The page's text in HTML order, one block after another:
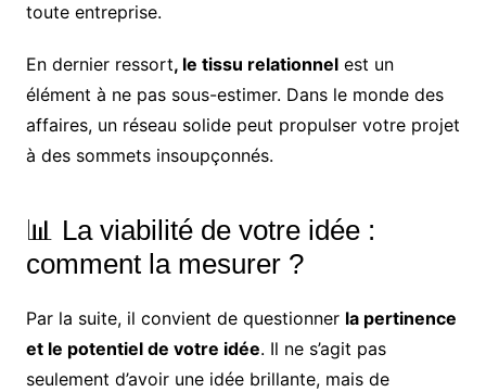
toute entreprise.
En dernier ressort, le tissu relationnelest un
élément à ne pas sous-estimer. Dans le monde des
affaires, un réseau solide peut propulser votre projet
à des sommets insoupçonnés.
📊 La viabilité de votre idée :
comment la mesurer ?
Par la suite, il convient de questionner la pertinence
et le potentiel de votre idée. Il ne s’agit pas
seulement d’avoir une idée brillante, mais de